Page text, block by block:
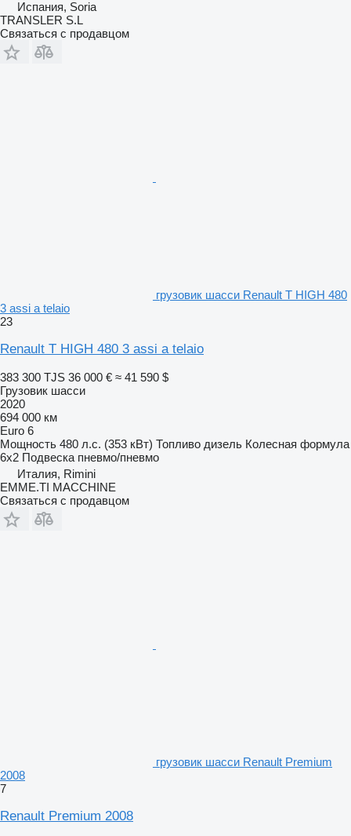
Испания, Soria
TRANSLER S.L
Связаться с продавцом
грузовик шасси Renault T HIGH 480
3 assi a telaio
23
Renault T HIGH 480 3 assi a telaio
383 300 TJS 36 000 € ≈ 41 590 $
Грузовик шасси
2020
694 000 км
Euro 6
Мощность 480 л.с. (353 кВт) Топливо дизель Колесная формула
6x2 Подвеска пневмо/пневмо
Италия, Rimini
EMME.TI MACCHINE
Связаться с продавцом
грузовик шасси Renault Premium
2008
7
Renault Premium 2008